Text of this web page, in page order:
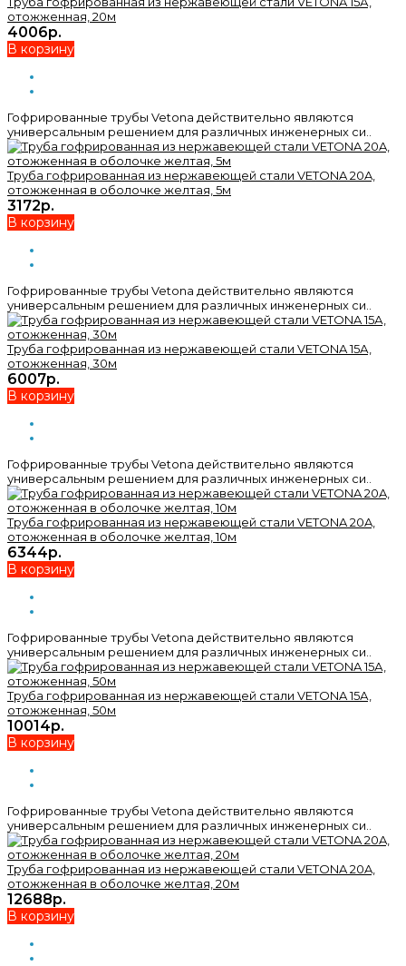
отожженная, 20м
4006р.
В корзину
Гофрированные трубы Vetona действительно являются
универсальным решением для различных инженерных си..
Труба гофрированная из нержавеющей стали VETONA 20A,
отожженная в оболочке желтая, 5м
3172р.
В корзину
Гофрированные трубы Vetona действительно являются
универсальным решением для различных инженерных си..
Труба гофрированная из нержавеющей стали VETONA 15А,
отожженная, 30м
6007р.
В корзину
Гофрированные трубы Vetona действительно являются
универсальным решением для различных инженерных си..
Труба гофрированная из нержавеющей стали VETONA 20A,
отожженная в оболочке желтая, 10м
6344р.
В корзину
Гофрированные трубы Vetona действительно являются
универсальным решением для различных инженерных си..
Труба гофрированная из нержавеющей стали VETONA 15А,
отожженная, 50м
10014р.
В корзину
Гофрированные трубы Vetona действительно являются
универсальным решением для различных инженерных си..
Труба гофрированная из нержавеющей стали VETONA 20A,
отожженная в оболочке желтая, 20м
12688р.
В корзину